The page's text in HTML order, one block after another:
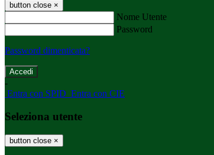
button close ×
Nome Utente
Password
Password dimenticata?
-
Entra con SPID Entra con CIE
Seleziona utente
button close ×